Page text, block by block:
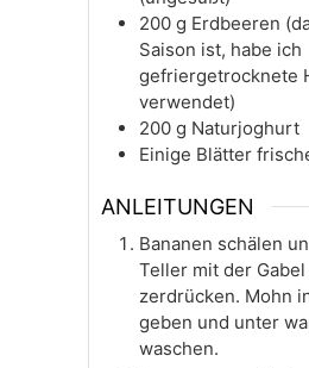
200 g Erdbeeren
Saison ist, habe ich
gefriergetrocknete
verwendet)
200 g Naturjoghurt
Einige Blätter
ANLEITUNGEN
Bananen schälen
Teller mit der
zerdrücken. Mohn
geben und unter
waschen.